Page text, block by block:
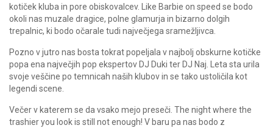
kotiček kluba in pore obiskovalcev. Like Barbie on speed se bodo
okoli nas muzale dragice, polne glamurja in bizarno dolgih
trepalnic, ki bodo očarale tudi največjega sramežljivca.
Pozno v jutro nas bosta tokrat popeljala v najbolj obskurne kotičke
popa ena največjih pop ekspertov DJ Duki ter DJ Naj. Leta sta urila
svoje veščine po temnicah naših klubov in se tako ustoličila kot
legendi scene.
Večer v katerem se da vsako mejo preseči. The night where the
trashier you look is still not enough! V baru pa nas bodo z